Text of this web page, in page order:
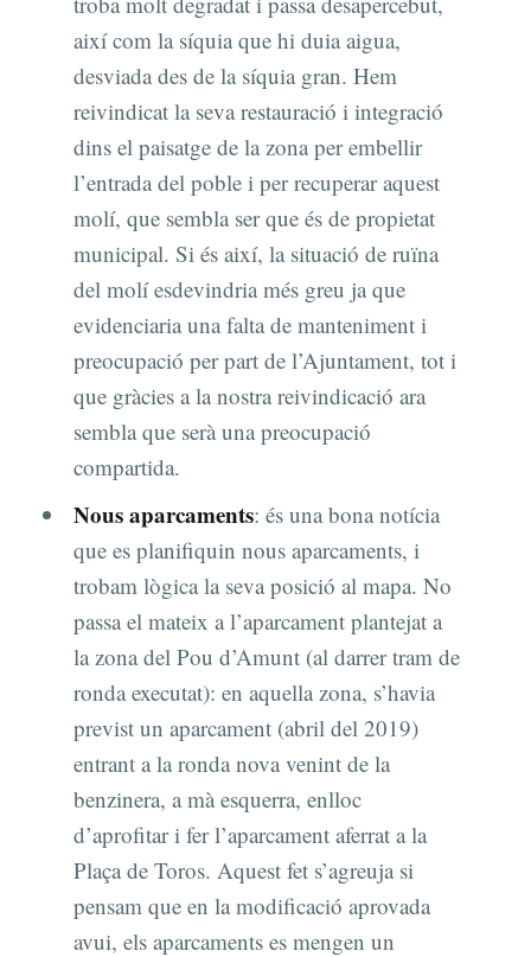
així com la síquia que hi duia aigua,
desviada des de la síquia gran. Hem
reivindicat la seva restauració i integració
dins el paisatge de la zona per embellir
l’entrada del poble i per recuperar aquest
molí, que sembla ser que és de propietat
municipal. Si és així, la situació de ruïna
del molí esdevindria més greu ja que
evidenciaria una falta de manteniment i
preocupació per part de l’Ajuntament, tot i
que gràcies a la nostra reivindicació ara
sembla que serà una preocupació
compartida.
Nous aparcaments: és una bona notícia
que es planifiquin nous aparcaments, i
trobam lògica la seva posició al mapa. No
passa el mateix a l’aparcament plantejat a
la zona del Pou d’Amunt (al darrer tram de
ronda executat): en aquella zona, s’havia
previst un aparcament (abril del 2019)
entrant a la ronda nova venint de la
benzinera, a mà esquerra, enlloc
d’aprofitar i fer l’aparcament aferrat a la
Plaça de Toros. Aquest fet s’agreuja si
pensam que en la modificació aprovada
avui, els aparcaments es mengen un